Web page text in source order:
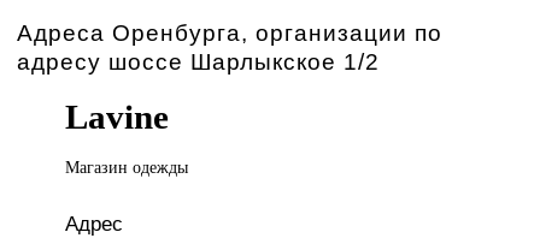
Адреса Оренбурга, организации по
адресу шоссе Шарлыкское 1/2
Lavine
Магазин одежды
Адрес